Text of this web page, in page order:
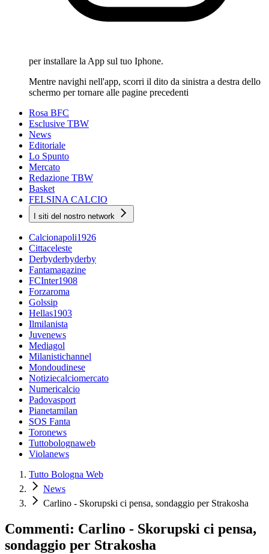
per installare la App sul tuo Iphone.
Mentre navighi nell'app, scorri il dito da sinistra a destra dello
schermo per tornare alle pagine precedenti
Rosa BFC
Esclusive TBW
News
Editoriale
Lo Spunto
Mercato
Redazione TBW
Basket
FELSINA CALCIO
I siti del nostro network
Calcionapoli1926
Cittaceleste
Derbyderbyderby
Fantamagazine
FCInter1908
Forzaroma
Golssip
Hellas1903
Ilmilanista
Juvenews
Mediagol
Milanistichannel
Mondoudinese
Notiziecalciomercato
Numericalcio
Padovasport
Pianetamilan
SOS Fanta
Toronews
Tuttobolognaweb
Violanews
Tutto Bologna Web
News
Carlino - Skorupski ci pensa, sondaggio per Strakosha
Commenti: Carlino - Skorupski ci pensa,
sondaggio per Strakosha